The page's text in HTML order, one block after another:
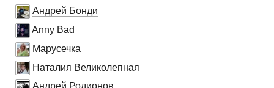
Андрей Бонди
Anny Bad
Марусечка
Наталия Великолепная